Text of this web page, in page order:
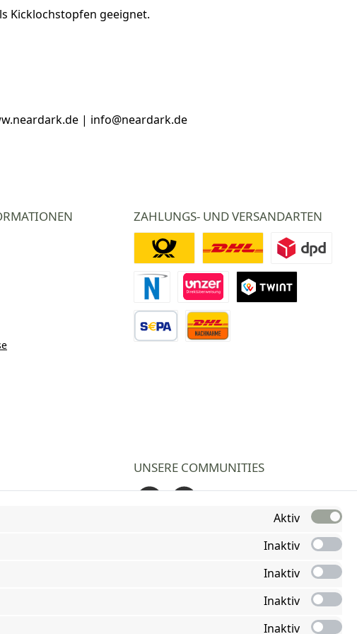
Kicklochstopfen geeignet.
| info@neardark.de
ZAHLUNGS- UND VERSANDARTEN
Novalnet ZahlungDirektüberweisung
Deutsche PostDHL DPD
UNSERE COMMUNITIES
Aktiv
Inaktiv
Inaktiv
Inaktiv
Inaktiv